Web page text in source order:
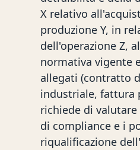
X relativo
produzione Y, in
dell'operazione Z,
normativa vigente
allegati (contratto
industriale, fattura
richiede di
di compliance e i
riqualificazione